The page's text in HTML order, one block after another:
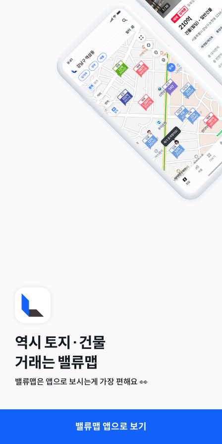
역시 토지·건물
거래는 밸류맵
밸류맵은 앱으로 보시는게 가장 편해요 👀
밸류맵 앱으로 보기